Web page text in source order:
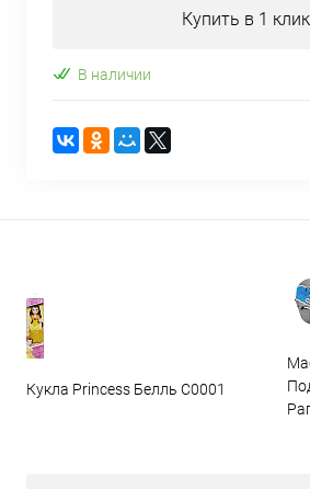
Купить в 1 клик
В наличии
Кукла Princess Белль C0001